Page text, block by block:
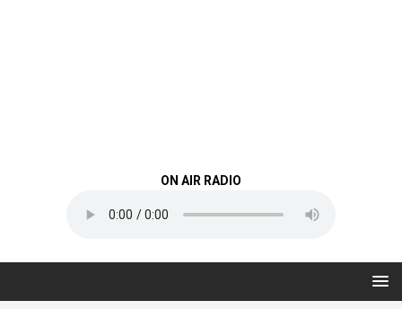
ON AIR RADIO